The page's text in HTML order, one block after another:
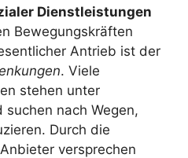
Dienstleistungen
Bewegungskräften
Antrieb ist der
. Viele
stehen unter
nach Wegen,
Durch die
versprechen